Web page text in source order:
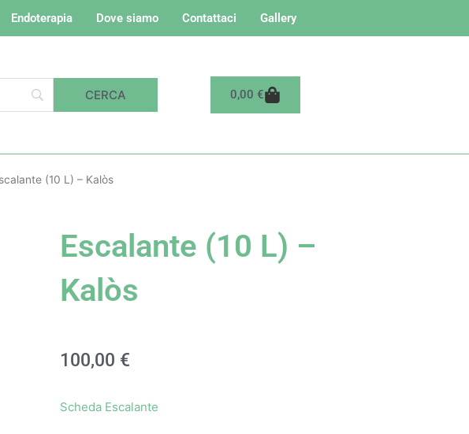
Endoterapia Dove siamo Contattaci Gallery
0,00 €Carrello
(10 L) – Kalòs
Escalante (10 L) –
Kalòs
100,00 €
Scheda Escalante